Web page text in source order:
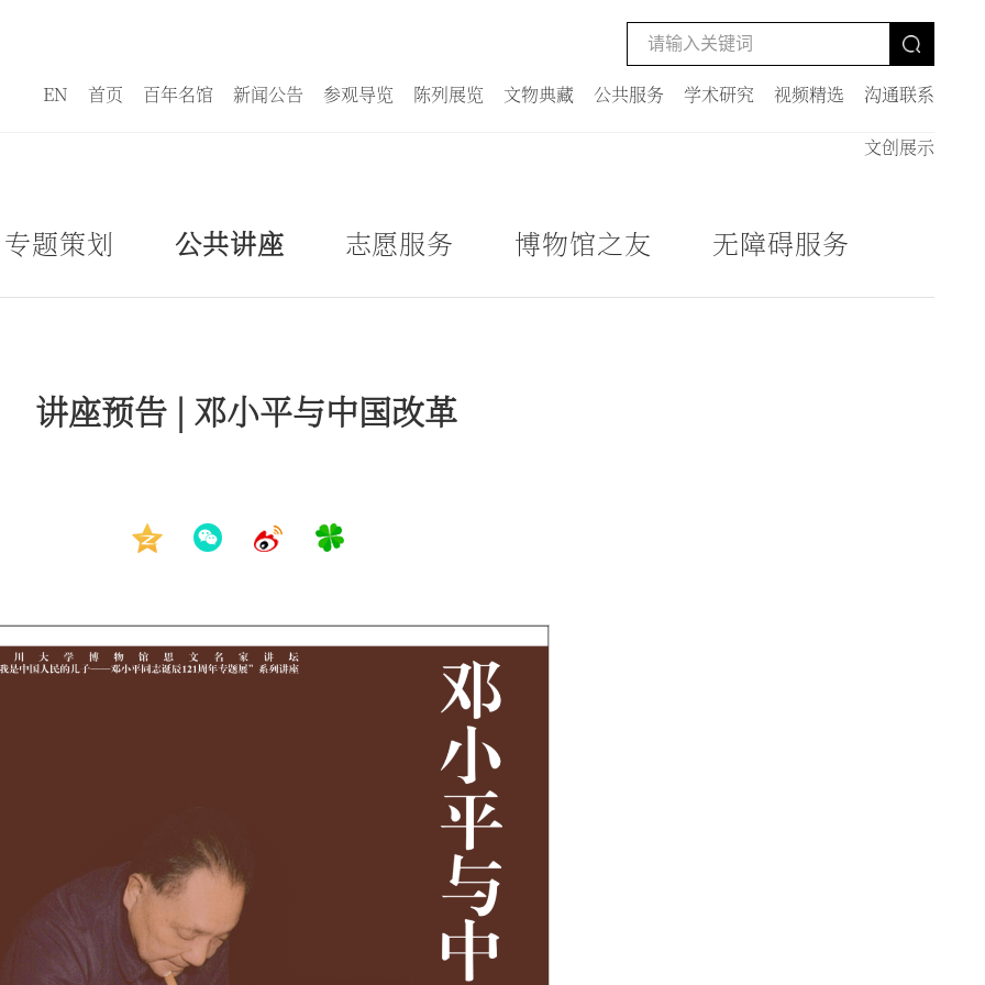
EN 首页 百年名馆 新闻公告 参观导览 陈列展览 文物典藏 公共服务 学术研究 视频精选 沟通联系
文创展示
专题策划 公共讲座 志愿服务 博物馆之友 无障碍服务
讲座预告 | 邓小平与中国改革